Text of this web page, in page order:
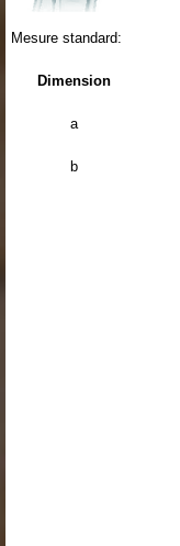
Mesure standard:
Dimension
a
b